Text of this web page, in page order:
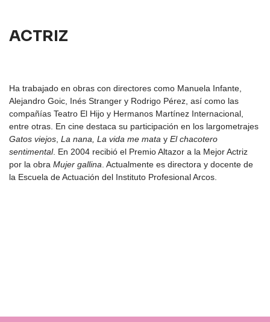
ACTRIZ
Ha trabajado en obras con directores como Manuela Infante,
Alejandro Goic, Inés Stranger y Rodrigo Pérez, así como las
compañías Teatro El Hijo y Hermanos Martínez Internacional,
entre otras. En cine destaca su participación en los largometrajes
Gatos viejos La nana, La vida me mata y El chacotero
sentimental. En 2004 recibió el Premio Altazor a la Mejor Actriz
por la obra Mujer gallina . Actualmente es directora y docente de
la Escuela de Actuación del Instituto Profesional Arcos.